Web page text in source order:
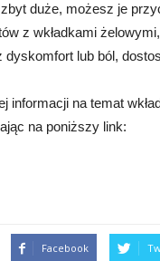
duże, możesz je
z wkładkami
lub ból,
informacji na temat
na poniższy link:
Facebook